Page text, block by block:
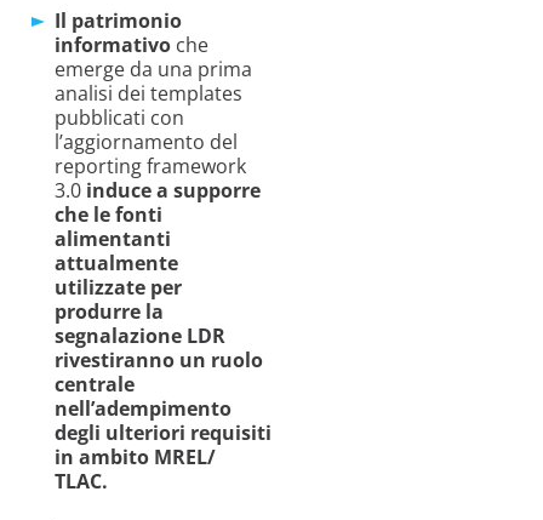
Il patrimonio
informativo che
emerge da una prima
analisi dei templates
pubblicati con
l’aggiornamento del
reporting framework
3.0 induce a supporre
che le fonti
alimentanti
attualmente
utilizzate per
produrre la
segnalazione LDR
rivestiranno un ruolo
centrale
nell’adempimento
degli ulteriori requisiti
in ambito MREL/
TLAC.